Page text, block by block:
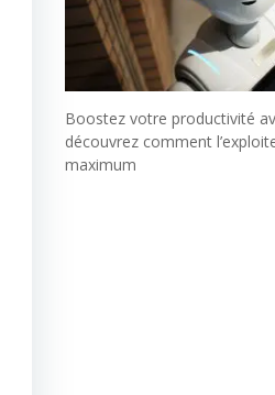
Boostez votre productivité
découvrez comment
maximum